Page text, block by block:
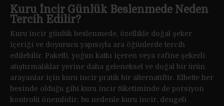
Kuru İncir Günlük Beslenmede Neden
Tercih Edilir?
Kuru incir günlük beslenmede, özellikle doğal şeker
içeriği ve doyurucu yapısıyla ara öğünlerde tercih
edilebilir. Paketli, yoğun katkı içeren veya rafine şekerli
atıştırmalıklar yerine daha geleneksel ve doğal bir ürün
arayanlar için kuru incir pratik bir alternatiftir. Elbette her
besinde olduğu gibi kuru incir tüketiminde de porsiyon
kontrolü önemlidir; bu nedenle kuru incir, dengeli